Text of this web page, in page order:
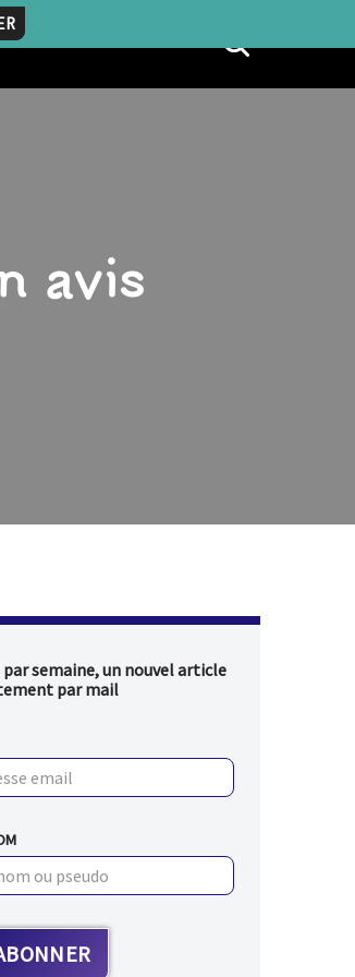
avis
par semaine, un nouvel article
par mail